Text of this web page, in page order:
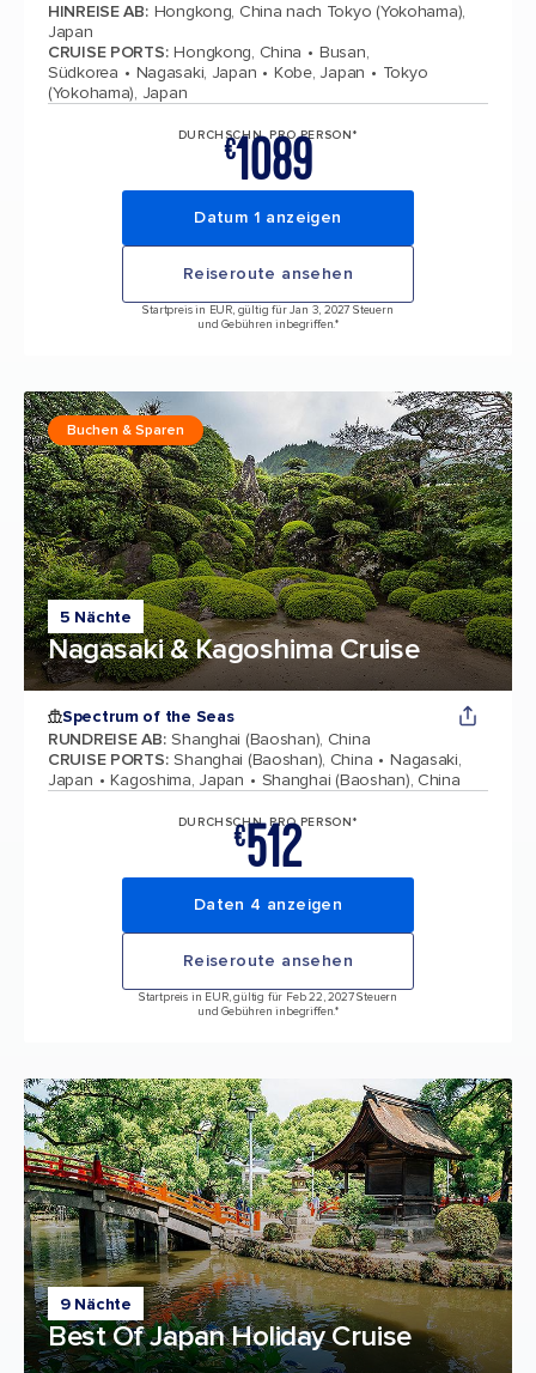
HINREISE AB: Hongkong, China nach Tokyo (Yokohama),
Japan
CRUISE PORTS: Hongkong, China
Busan,
Südkorea
Nagasaki, Japan Kobe, Japan
Tokyo
(Yokohama), Japan
DURCHSCHN. PRO PERSON*
€1089
Datum 1 anzeigen
Reiseroute ansehen
Startpreis in EUR, gültig für Jan 3, 2027 Steuern
und Gebühren inbegriffen.*
5 Nächte
Nagasaki & Kagoshima Cruise
Buchen & Sparen
Spectrum of the Seas
RUNDREISE AB: Shanghai (Baoshan), China
CRUISE PORTS: Shanghai (Baoshan), China
Nagasaki,
Japan
Kagoshima, Japan Shanghai (Baoshan), China
DURCHSCHN. PRO PERSON*
€512
Daten 4 anzeigen
Reiseroute ansehen
Startpreis in EUR, gültig für Feb 22, 2027 Steuern
und Gebühren inbegriffen.*
9 Nächte
Best Of Japan Holiday Cruise